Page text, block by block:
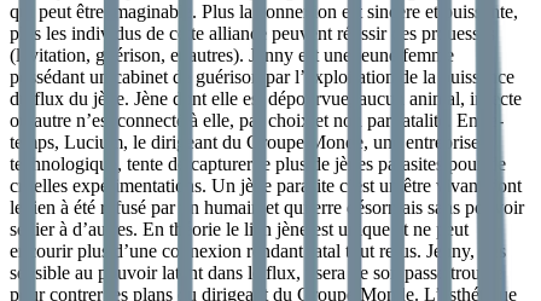
qui peut être imaginable. Plus la connexion est sincère et puissante,
plus les individus de cette alliance peuvent réussir des prouesses
(lévitation, guérison, et autres). Jenny est une jeune femme
possédant un cabinet de guérison par l’exploitation de la puissance
du flux du jène. Jène dont elle est dépourvue, aucun animal, insecte
ou autre n’est connecté à elle, par choix et non par fatalité. Entre-
temps, Lucium, le dirigeant du Groupe Monde, une entreprise
technologique, tente de capturer le plus de jènes parasites pour de
cruelles expérimentations. Un jène parasite c’est un être vivant dont
le lien à été refusé par un humain et qui erre désormais sans pouvoir
se lier à d’autres. En théorie le lien jène est unique et ne peut
encourir plus d’une connexion rendant fatal tout refus. Jenny, très
sensible au pouvoir latent dans le flux, usera de son passé trouble
pour contrer les plans du dirigeant du Groupe Monde. L’esthétique